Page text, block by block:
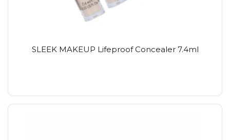
SLEEK MAKEUP Lifeproof Concealer 7.4ml